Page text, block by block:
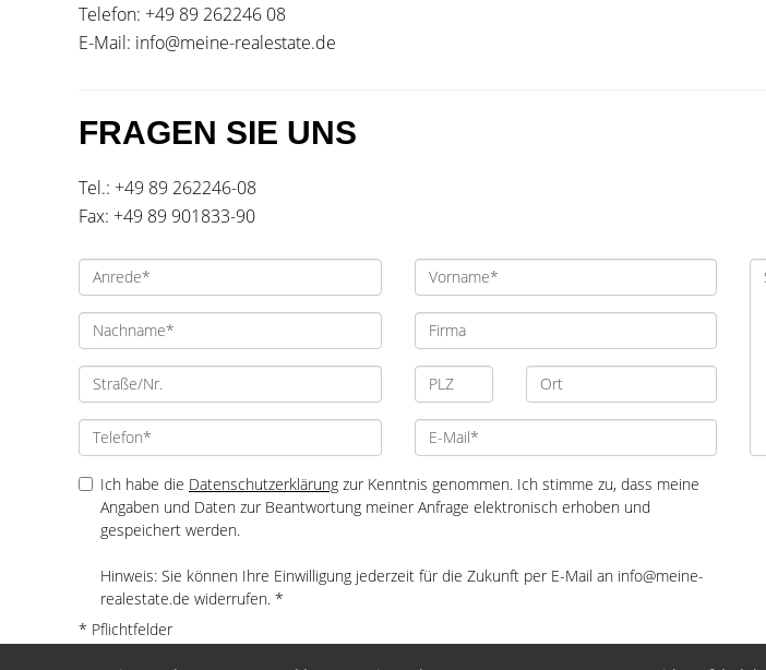
Telefon: +49 89 262246 08
E-Mail: info@meine-realestate.de
FRAGEN SIE UNS
Tel.: +49 89 262246-08
Fax: +49 89 901833-90
Ich habe die Datenschutzerklärung zur Kenntnis genommen. Ich stimme zu, dass meine
Angaben und Daten zur Beantwortung meiner Anfrage elektronisch erhoben und
gespeichert werden.
Hinweis: Sie können Ihre Einwilligung jederzeit für die Zukunft per E-Mail an info@meine-
realestate.de widerrufen. *
* Pflichtfelder